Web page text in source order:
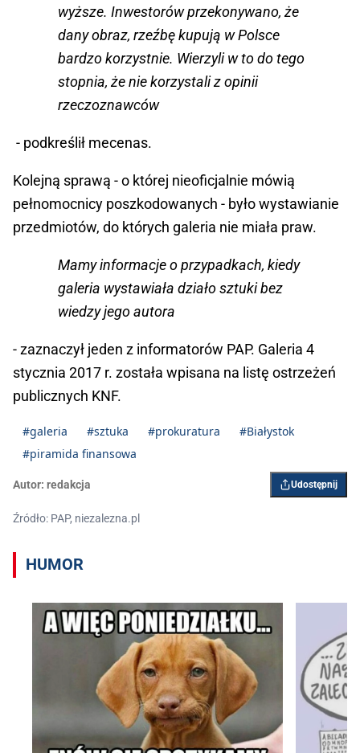
wyższe. Inwestorów przekonywano, że
dany obraz, rzeźbę kupują w Polsce
bardzo korzystnie. Wierzyli w to do tego
stopnia, że nie korzystali z opinii
rzeczoznawców
- podkreślił mecenas.
Kolejną sprawą - o której nieoficjalnie mówią
pełnomocnicy poszkodowanych - było wystawianie
przedmiotów, do których galeria nie miała praw.
Mamy informacje o przypadkach, kiedy
galeria wystawiała działo sztuki bez
wiedzy jego autora
- zaznaczył jeden z informatorów PAP. Galeria 4
stycznia 2017 r. została wpisana na listę ostrzeżeń
publicznych KNF.
#galeria #sztuka #prokuratura
#Białystok
#piramida finansowa
Autor: redakcja Udostępnij
Źródło: PAP, niezalezna.pl
HUMOR